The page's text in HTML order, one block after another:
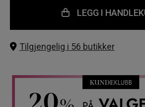
LEGG I
Tilgjengelig i 56 butikker